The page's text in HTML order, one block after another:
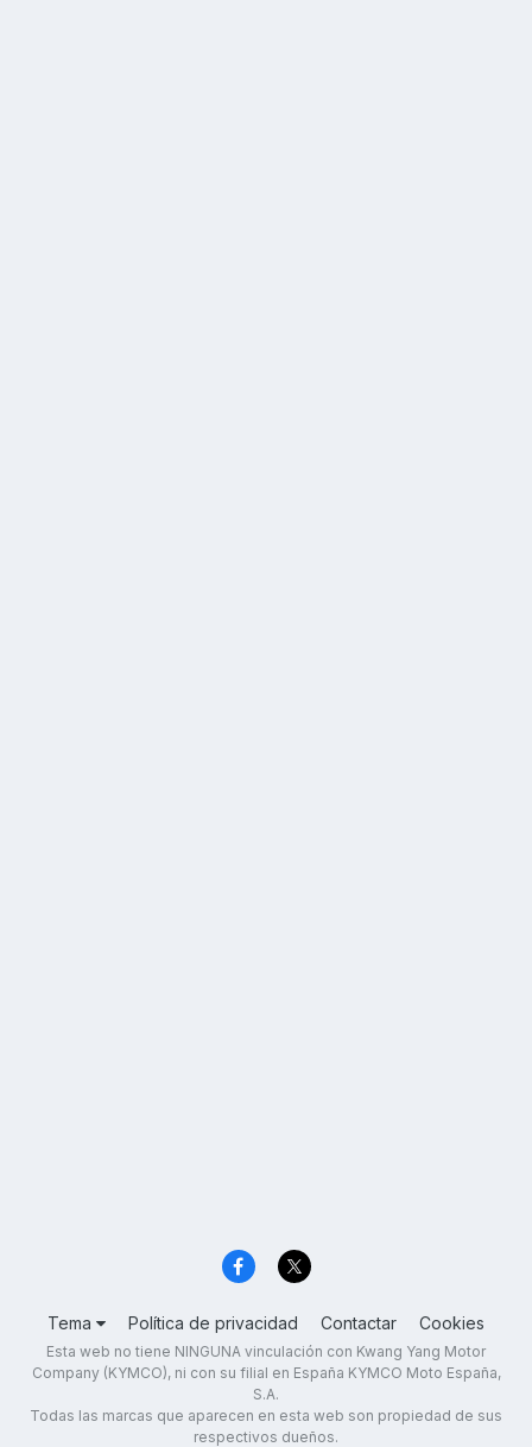
Tema Política de privacidad Contactar Cookies
Esta web no tiene NINGUNA vinculación con Kwang Yang Motor
Company (KYMCO), ni con su filial en España KYMCO Moto España,
S.A.
Todas las marcas que aparecen en esta web son propiedad de sus
respectivos dueños.